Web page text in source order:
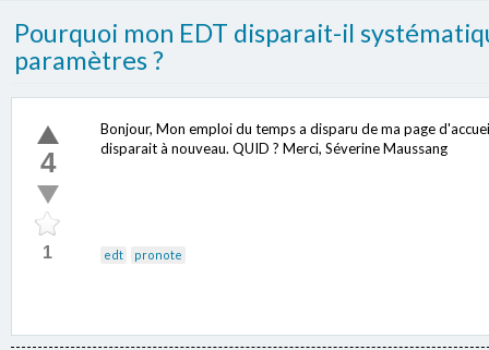
Pourquoi mon EDT disparait-il
paramètres ?
4
1
Bonjour, Mon emploi du temps a disparu de ma page
disparait à nouveau. QUID ? Merci, Séverine Maussang
edt pronote